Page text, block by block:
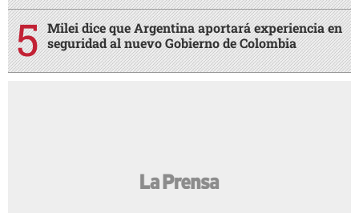
Milei dice que Argentina aportará experiencia en
seguridad al nuevo Gobierno de Colombia